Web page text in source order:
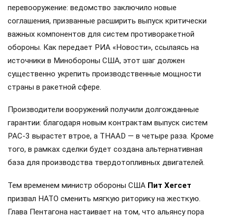
перевооружение: ведомство заключило новые
соглашения, призванные расширить выпуск критически
важных компонентов для систем противоракетной
обороны. Как передает РИА «Новости», ссылаясь на
источники в Минобороны США, этот шаг должен
существенно укрепить производственные мощности
страны в ракетной сфере.
Производители вооружений получили долгожданные
гарантии: благодаря новым контрактам выпуск систем
PAC-3 вырастет втрое, а THAAD — в четыре раза. Кроме
того, в рамках сделки будет создана альтернативная
база для производства твердотопливных двигателей.
Тем временем министр обороны США Пит Хегсет
призвал НАТО сменить мягкую риторику на жесткую.
Глава Пентагона настаивает на том, что альянсу пора